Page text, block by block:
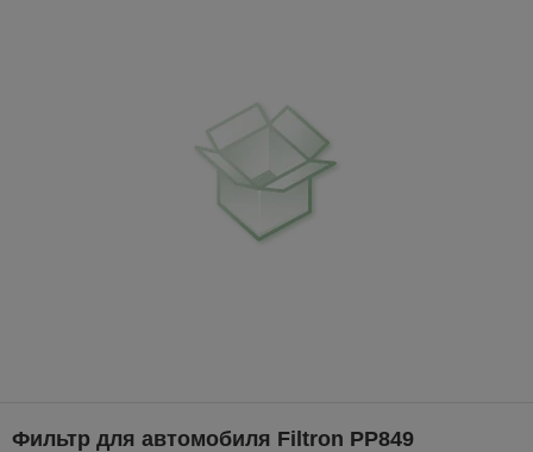
Фильтр для автомобиля Filtron PP849